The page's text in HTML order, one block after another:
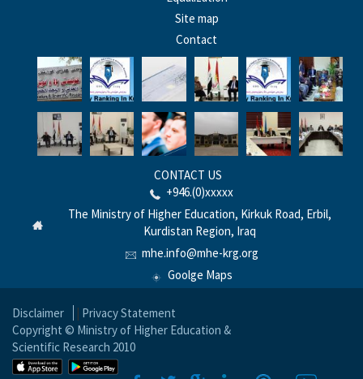
Site map
Contact
CONTACT US
+946.(0)xxxxx
The Ministry of Higher Education, Kirkuk Road, Erbil,
Kurdistan Region, Iraq
mhe.info@mhe-krg.org
Goolge Maps
Disclaimer
Privacy Statement
Copyright © Ministry of Higher Education &
Scientific Research 2010